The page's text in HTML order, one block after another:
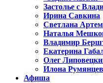
Застолье с
Ирина Савкина
Светлана
Наталья
Владимир
Екатерина
Олег
Илона
Афиша